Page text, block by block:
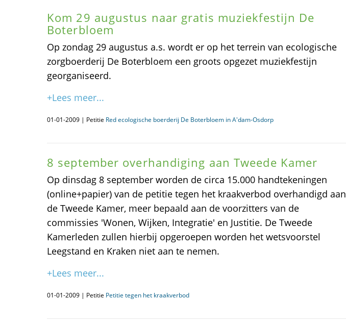
Kom 29 augustus naar gratis muziekfestijn De
Boterbloem
Op zondag 29 augustus a.s. wordt er op het terrein van ecologische
zorgboerderij De Boterbloem een groots opgezet muziekfestijn
georganiseerd.
+Lees meer...
01-01-2009 | Petitie Red ecologische boerderij De Boterbloem in A'dam-Osdorp
8 september overhandiging aan Tweede Kamer
Op dinsdag 8 september worden de circa 15.000 handtekeningen
(online+papier) van de petitie tegen het kraakverbod overhandigd aan
de Tweede Kamer, meer bepaald aan de voorzitters van de
commissies 'Wonen, Wijken, Integratie' en Justitie. De Tweede
Kamerleden zullen hierbij opgeroepen worden het wetsvoorstel
Leegstand en Kraken niet aan te nemen.
+Lees meer...
01-01-2009 | Petitie Petitie tegen het kraakverbod